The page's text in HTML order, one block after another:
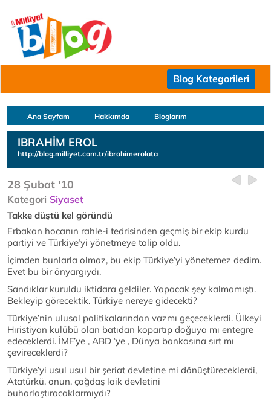
Blog Kategorileri
Ana Sayfam Hakkımda Bloglarım
IBRAHİM EROL
http://blog.milliyet.com.tr/ibrahimerolata
28 Şubat '10
Kategori Siyaset
Takke düştü kel göründü
Erbakan hocanın rahle-i tedrisinden geçmiş bir ekip kurdu
partiyi ve Türkiye’yi yönetmeye talip oldu.
İçimden bunlarla olmaz, bu ekip Türkiye’yi yönetemez dedim.
Evet bu bir önyargıydı.
Sandıklar kuruldu iktidara geldiler. Yapacak şey kalmamıştı.
Bekleyip görecektik. Türkiye nereye gidecekti?
Türkiye’nin ulusal politikalarından vazmı geçeceklerdi. Ülkeyi
Hıristiyan kulübü olan batıdan kopartıp doğuya mı entegre
edeceklerdi. İMF’ye , ABD ‘ye , Dünya bankasına sırt mı
çevireceklerdi?
Türkiye’yi usul usul bir şeriat devletine mi dönüştüreceklerdi,
Atatürkü, onun, çağdaş laik devletini
buharlaştıracaklarmıydı?